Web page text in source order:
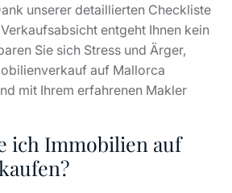
unserer detaillierten Checkliste
entgeht Ihnen kein
Sie sich Stress und Ärger,
auf Mallorca
mit Ihrem erfahrenen Makler
ich Immobilien auf